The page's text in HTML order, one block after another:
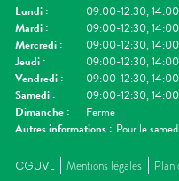
Lundi :
09:00-12:30,
Mardi :
09:00-12:30,
Mercredi :
09:00-12:30,
Jeudi :
09:00-12:30,
Vendredi :
09:00-12:30,
Samedi :
09:00-12:30,
Dimanche :
Fermé
Autres informations : Pour le
CGUVL Mentions légales Plan